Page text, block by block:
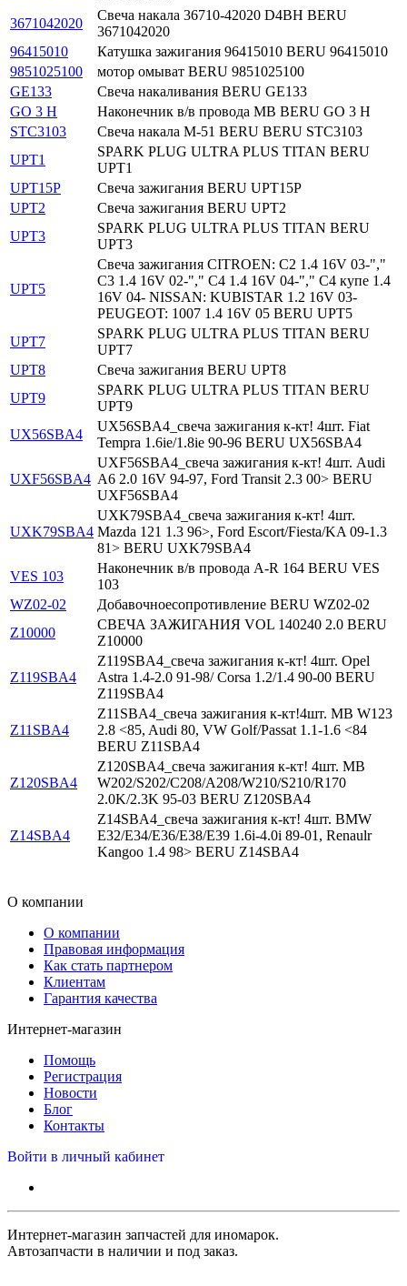
3671042020
Свеча накала 36710-42020 D4BH BERU
3671042020
96415010
Катушка зажигания 96415010 BERU 96415010
9851025100
мотор омыват BERU 9851025100
GE133
Свеча накаливания BERU GE133
GO 3 H
Наконечник в/в провода MB BERU GO 3 H
STC3103
Свеча накала М-51 BERU BERU STC3103
UPT1
SPARK PLUG ULTRA PLUS TITAN BERU
UPT1
UPT15P
Свеча зажигания BERU UPT15P
UPT2
Свеча зажигания BERU UPT2
UPT3
SPARK PLUG ULTRA PLUS TITAN BERU
UPT3
UPT5
Свеча зажигания CITROEN: C2 1.4 16V 03-","
C3 1.4 16V 02-"," C4 1.4 16V 04-"," C4 купе 1.4
16V 04- NISSAN: KUBISTAR 1.2 16V 03-
PEUGEOT: 1007 1.4 16V 05 BERU UPT5
UPT7
SPARK PLUG ULTRA PLUS TITAN BERU
UPT7
UPT8
Свеча зажигания BERU UPT8
UPT9
SPARK PLUG ULTRA PLUS TITAN BERU
UPT9
UX56SBA4
UX56SBA4_свеча зажигания к-кт! 4шт. Fiat
Tempra 1.6ie/1.8ie 90-96 BERU UX56SBA4
UXF56SBA4
UXF56SBA4_свеча зажигания к-кт! 4шт. Audi
A6 2.0 16V 94-97, Ford Transit 2.3 00> BERU
UXF56SBA4
UXK79SBA4
UXK79SBA4_свеча зажигания к-кт! 4шт.
Mazda 121 1.3 96>, Ford Escort/Fiesta/KA 09-1.3
81> BERU UXK79SBA4
VES 103
Наконечник в/в провода A-R 164 BERU VES
103
WZ02-02
Добавочноесопротивление BERU WZ02-02
Z10000
СВЕЧА ЗАЖИГАНИЯ VOL 140240 2.0 BERU
Z10000
Z119SBA4
Z119SBA4_свеча зажигания к-кт! 4шт. Opel
Astra 1.4-2.0 91-98/ Corsa 1.2/1.4 90-00 BERU
Z119SBA4
Z11SBA4
Z11SBA4_свеча зажигания к-кт!4шт. MB W123
2.8 <85, Audi 80, VW Golf/Passat 1.1-1.6 <84
BERU Z11SBA4
Z120SBA4
Z120SBA4_свеча зажигания к-кт! 4шт. MB
W202/S202/C208/A208/W210/S210/R170
2.0K/2.3K 95-03 BERU Z120SBA4
Z14SBA4
Z14SBA4_свеча зажигания к-кт! 4шт. BMW
E32/E34/E36/E38/E39 1.6i-4.0i 89-01, Renaulr
Kangoo 1.4 98> BERU Z14SBA4
О компании
О компании
Правовая информация
Как стать партнером
Клиентам
Гарантия качества
Интернет-магазин
Помощь
Регистрация
Новости
Блог
Контакты
Войти в личный кабинет
Интернет-магазин запчастей для иномарок.
Автозапчасти в наличии и под заказ.